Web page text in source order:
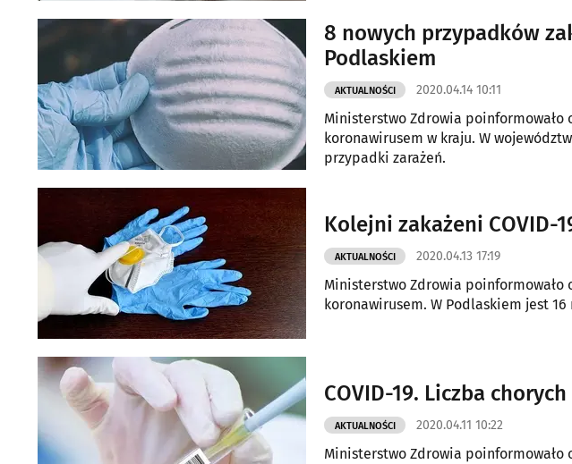
8 nowych przypadków
Podlaskiem
AKTUALNOŚCI 2020.04.14 10:11
Ministerstwo Zdrowia
koronawirusem w kraju. W
przypadki zarażeń.
Kolejni zakażeni COVID-
AKTUALNOŚCI 2020.04.13 17:19
Ministerstwo Zdrowia
koronawirusem. W Podlaskiem jest 16
COVID-19. Liczba
AKTUALNOŚCI 2020.04.11 10:22
Ministerstwo Zdrowia